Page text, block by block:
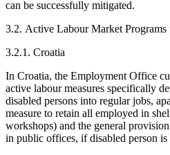
can be successfully mitigated.
3.2. Active Labour Market Programs
3.2.1. Croatia
In Croatia, the Employment Office
active labour measures specifically
disabled persons into regular jobs,
measure to retain all employed in
workshops) and the general
in public offices, if disabled person